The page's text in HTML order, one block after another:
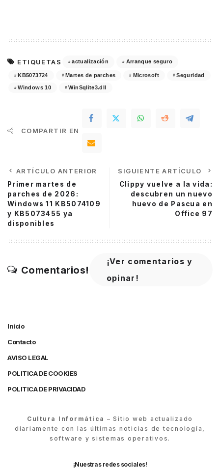
ETIQUETAS actualización Arranque seguro
KB5073724 Martes de parches Microsoft Seguridad
Windows 10 WinSqlite3.dll
COMPARTIR EN
ARTÍCULO ANTERIOR
Primer martes de
parches de 2026:
Windows 11 KB5074109
y KB5073455 ya
disponibles
SIGUIENTE ARTÍCULO
Clippy vuelve a la vida:
descubren un nuevo
huevo de Pascua en
Office 97
Comentarios!
¡Ver comentarios y
opinar!
Inicio
Contacto
AVISO LEGAL
POLITICA DE COOKIES
POLITICA DE PRIVACIDAD
Cultura Informática – Sitio web actualizado
diariamente con las últimas noticias de tecnología,
software y sistemas operativos.
¡Nuestras redes sociales!